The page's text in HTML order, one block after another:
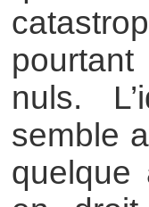
nuls.
semble
quelque